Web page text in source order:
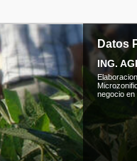
Datos
ING.
negocio en